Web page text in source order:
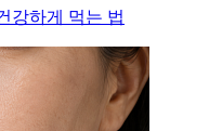
강하게 먹는 법